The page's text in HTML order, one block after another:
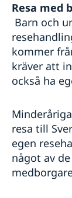
Resa med
Barn och
kommer
kräver att
också ha
resa till
egen
något av